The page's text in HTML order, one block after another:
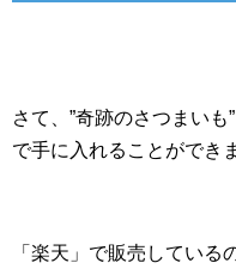
さて、”奇跡のさつまい
で手に入れることができ
「楽天」で販売してい